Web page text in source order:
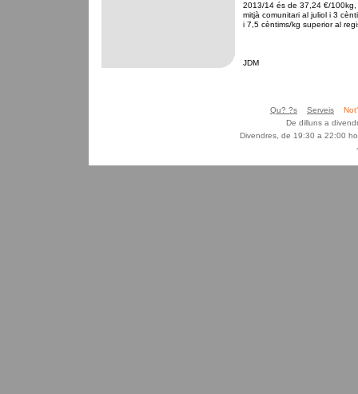
2013/14 és de 37,24 €/
mitjà comunitari al juliol i 3
i 7,5 cèntims/kg superior al
JDM
Qu? ?s Serveis
De dilluns a
Divendres, de 19:30 a 22:00